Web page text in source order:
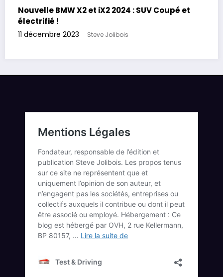
Nouvelle BMW X2 et iX2 2024 : SUV Coupé et
électrifié !
11 décembre 2023 Steve Jolibois